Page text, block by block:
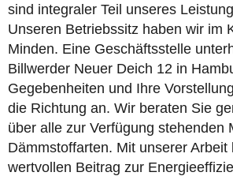
sind integraler Teil unseres
Unseren Betriebssitz haben wir im
Minden. Eine Geschäftsstelle
Billwerder Neuer Deich 12 in
Gegebenheiten und Ihre
die Richtung an. Wir beraten Sie
über alle zur Verfügung stehenden
Dämmstoffarten. Mit unserer Arbeit
wertvollen Beitrag zur